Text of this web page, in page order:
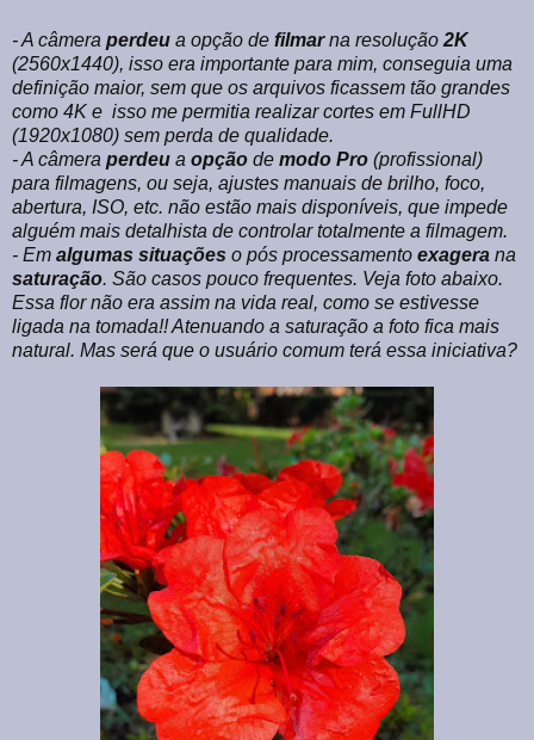
- A câmera perdeu a opção de filmarna resolução2K
(2560x1440), isso era importante para mim, conseguia uma
definição maior, sem que os arquivos ficassem tão grandes
como 4K e isso me permitia realizar cortes em FullHD
(1920x1080) sem perda de qualidade.
- A câmera perdeu a opção de modo Pro (profissional)
para filmagens, ou seja, ajustes manuais de brilho, foco,
abertura, ISO, etc. não estão mais disponíveis, que impede
alguém mais detalhista de controlar totalmente a filmagem.
- Em algumas situações o pós processamento exagera na
saturação. São casos pouco frequentes. Veja foto abaixo.
Essa flor não era assim na vida real, como se estivesse
ligada na tomada!! Atenuando a saturação a foto fica mais
natural. Mas será que o usuário comum terá essa iniciativa?